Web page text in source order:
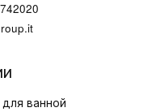
ванной